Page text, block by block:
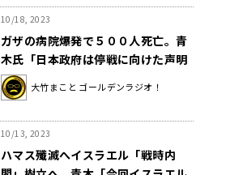
10/18, 2023
ガザの病院爆発で５００人死亡。青
木氏「日本政府は停戦に向けた声明
をどんどん出すべき」
大竹まこと ゴールデンラジオ！
10/13, 2023
ハマス殲滅へイスラエル「戦時内